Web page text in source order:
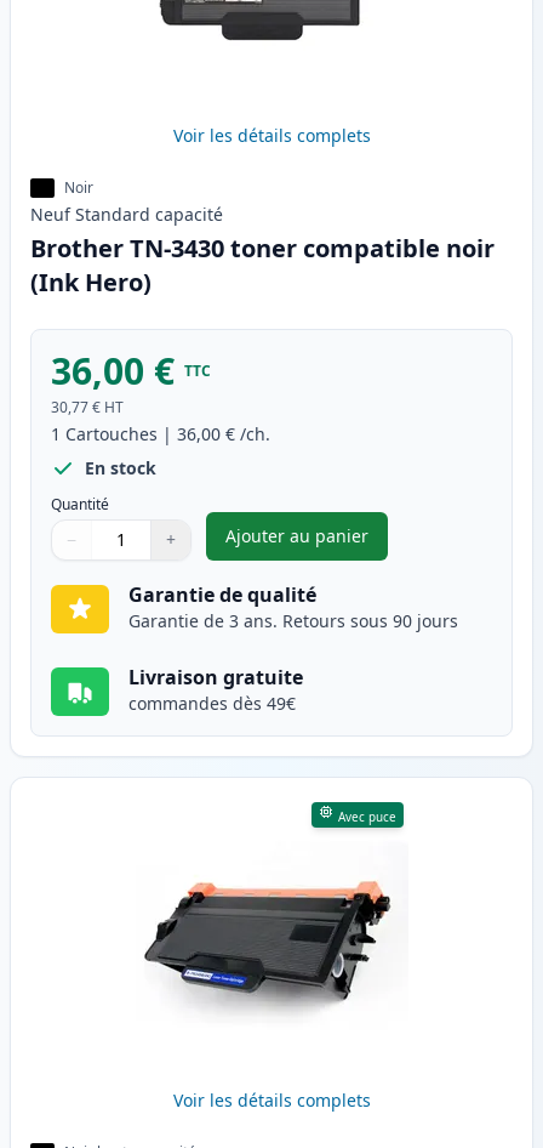
Voir les détails complets
Noir
Neuf Standard capacité
Brother TN-3430 toner compatible noir
(Ink Hero)
36,00 € TTC
30,77 € HT
1 Cartouches | 36,00 € /ch.
En stock
Quantité
Quantité
Utilisez les boutons pour ajuster
− +
Quantité
Ajouter au panier
,Brother TN-3430 toner
Garantie de qualité
Garantie de 3 ans. Retours sous 90 jours
Livraison gratuite
commandes dès 49€
Avec puce
Voir les détails complets